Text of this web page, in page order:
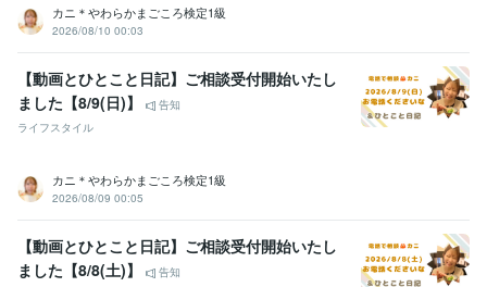
カニ＊やわらかまごころ検定1級
2026/08/10 00:03
【動画とひとこと日記】ご相談受付開始いたし
ました【8/9(日)】
告知
ライフスタイル
カニ＊やわらかまごころ検定1級
2026/08/09 00:05
【動画とひとこと日記】ご相談受付開始いたし
ました【8/8(土)】
告知